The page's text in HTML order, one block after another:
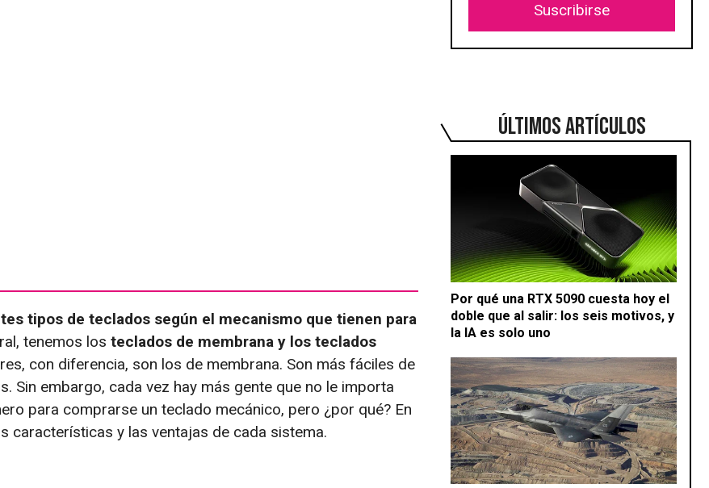
Suscribirse
ÚLTIMOS ARTÍCULOS
Por qué una RTX 5090 cuesta hoy el
doble que al salir: los seis motivos, y
la IA es solo uno
tipos de teclados según el mecanismo que tienen para
tenemos los teclados de membrana y los teclados
con diferencia, son los de membrana. Son más fáciles de
Sin embargo, cada vez hay más gente que no le importa
para comprarse un teclado mecánico, pero ¿por qué? En
características y las ventajas de cada sistema.